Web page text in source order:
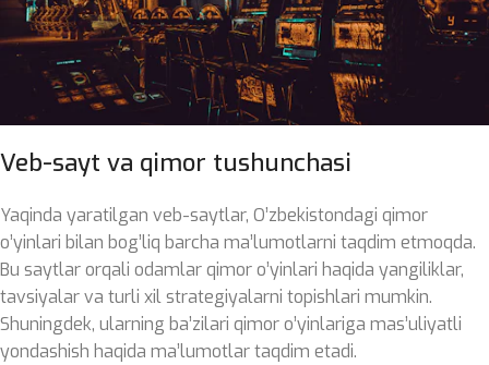
Veb-sayt va qimor tushunchasi
Yaqinda yaratilgan veb-saytlar, O’zbekistondagi qimor
o’yinlari bilan bog’liq barcha ma’lumotlarni taqdim etmoqda.
Bu saytlar orqali odamlar qimor o’yinlari haqida yangiliklar,
tavsiyalar va turli xil strategiyalarni topishlari mumkin.
Shuningdek, ularning ba’zilari qimor o’yinlariga mas’uliyatli
yondashish haqida ma’lumotlar taqdim etadi.